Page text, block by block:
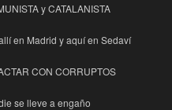
y CATALANISTA
en Madrid y aquí en Sedaví
CON CORRUPTOS
se lleve a engaño